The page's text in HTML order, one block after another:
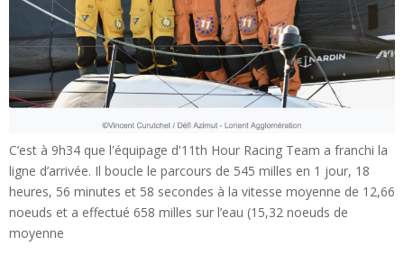
C’est à 9h34 que l'équipage d'11th Hour Racing Team a franchi la
ligne d’arrivée. Il boucle le parcours de 545 milles en 1 jour, 18
heures, 56 minutes et 58 secondes à la vitesse moyenne de 12,66
noeuds et a effectué 658 milles sur l’eau (15,32 noeuds de
moyenne